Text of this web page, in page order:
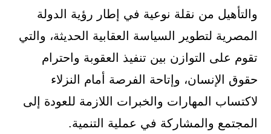
والتأهيل من نقلة نوعية في إطار رؤية الدولة
المصرية لتطوير السياسة العقابية الحديثة، والتي
تقوم على التوازن بين تنفيذ العقوبة واحترام
حقوق الإنسان، وإتاحة الفرصة أمام النزلاء
لاكتساب المهارات والخبرات اللازمة للعودة إلى
المجتمع والمشاركة في عملية التنمية.